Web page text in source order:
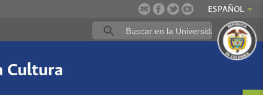
ESPAÑOL
Cultura